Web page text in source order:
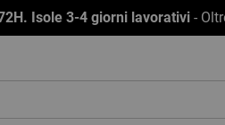
Isole 3-4 giorni lavorativi -